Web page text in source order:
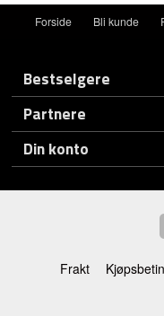
Forside Bli kunde
Bestselgere
Partnere
Din konto
Frakt